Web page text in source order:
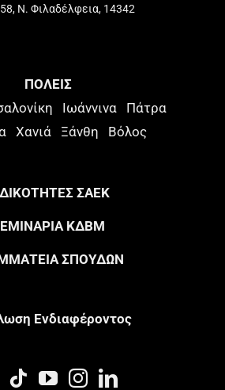
Ν. Φιλαδέλφεια, 14342
ΠΟΛΕΙΣ
Ιωάννινα
Πάτρα
Χανιά Ξάνθη Βόλος
ΣΑΕΚ
ΚΔΒΜ
ΣΠΟΥΔΩΝ
Eνδιαφέροντος